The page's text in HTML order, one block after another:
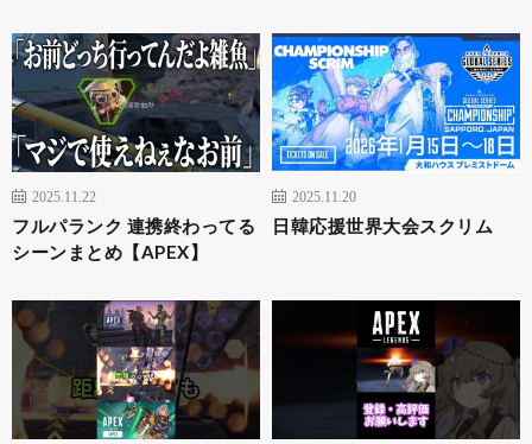
2025.11.22
フルパランク 連携終わってる
シーンまとめ【APEX】
2025.11.20
日韓応援世界大会スクリム